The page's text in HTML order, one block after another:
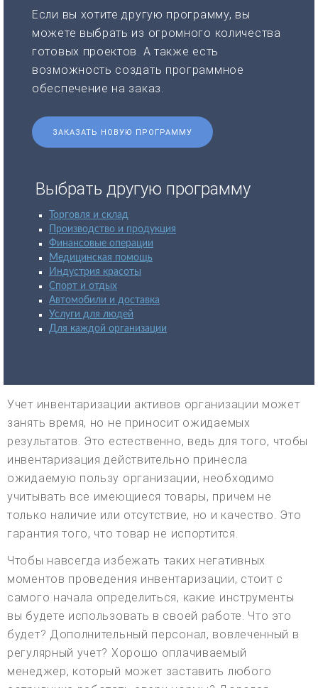
Если вы хотите другую программу, вы
можете выбрать из огромного количества
готовых проектов. А также есть
возможность создать программное
обеспечение на заказ.
ЗАКАЗАТЬ НОВУЮ ПРОГРАММУ
Выбрать другую программу
Торговля и склад
Производство и продукция
Финансовые операции
Медицинская помощь
Индустрия красоты
Спорт и отдых
Автомобили и доставка
Услуги для людей
Для каждой организации
Учет инвентаризации активов организации может
занять время, но не приносит ожидаемых
результатов. Это естественно, ведь для того, чтобы
инвентаризация действительно принесла
ожидаемую пользу организации, необходимо
учитывать все имеющиеся товары, причем не
только наличие или отсутствие, но и качество. Это
гарантия того, что товар не испортится.
Чтобы навсегда избежать таких негативных
моментов проведения инвентаризации, стоит с
самого начала определиться, какие инструменты
вы будете использовать в своей работе. Что это
будет? Дополнительный персонал, вовлеченный в
регулярный учет? Хорошо оплачиваемый
менеджер, который может заставить любого